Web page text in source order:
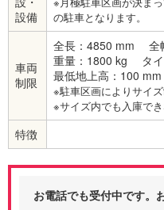
設備
の駐車となります。
車両
制限
全長：4850 mm 全
重量：1800 kg
タ
最低地上高：100 mm
※駐車区画によりサイ
※サイズ内でも入庫で
特徴
お電話でも受付中です。